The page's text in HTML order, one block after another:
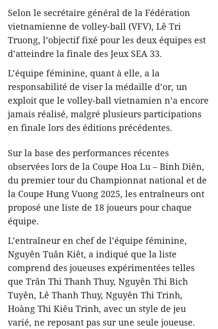
Selon le secrétaire général de la Fédération
vietnamienne de volley-ball (VFV), Lê Tri
Truong, l’objectif fixé pour les deux équipes est
d’atteindre la finale des Jeux SEA 33.
L’équipe féminine, quant à elle, a la
responsabilité de viser la médaille d’or, un
exploit que le volley-ball vietnamien n’a encore
jamais réalisé, malgré plusieurs participations
en finale lors des éditions précédentes.
Sur la base des performances récentes
observées lors de la Coupe Hoa Lu – Binh Diên,
du premier tour du Championnat national et de
la Coupe Hung Vuong 2025, les entraîneurs ont
proposé une liste de 18 joueurs pour chaque
équipe.
L’entraîneur en chef de l’équipe féminine,
Nguyên Tuân Kiêt, a indiqué que la liste
comprend des joueuses expérimentées telles
que Trân Thi Thanh Thuy, Nguyên Thi Bich
Tuyên, Lê Thanh Thuy, Nguyên Thi Trinh,
Hoàng Thi Kiêu Trinh, avec un style de jeu
varié, ne reposant pas sur une seule joueuse.